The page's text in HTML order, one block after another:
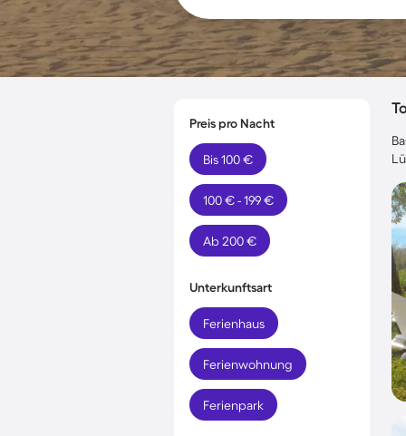
Preis pro Nacht
Bis 100 €
100 € - 199 €
Ab 200 €
Unterkunftsart
Ferienhaus
Ferienwohnung
Ferienpark